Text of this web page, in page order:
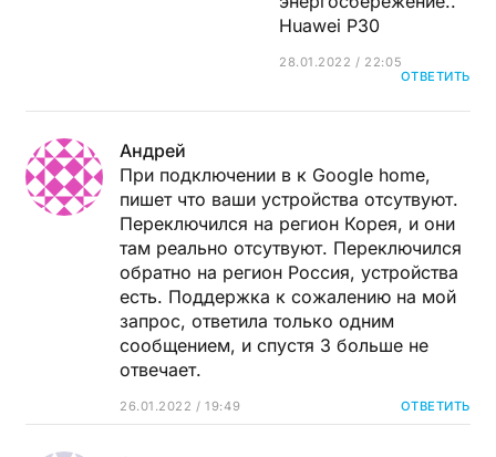
Huawei P30
28.01.2022 / 22:05
ОТВЕТИТЬ
Андрей
При подключении в к Google home,
пишет что ваши устройства отсутвуют.
Переключился на регион Корея, и они
там реально отсутвуют. Переключился
обратно на регион Россия, устройства
есть. Поддержка к сожалению на мой
запрос, ответила только одним
сообщением, и спустя 3 больше не
отвечает.
26.01.2022 / 19:49 ОТВЕТИТЬ